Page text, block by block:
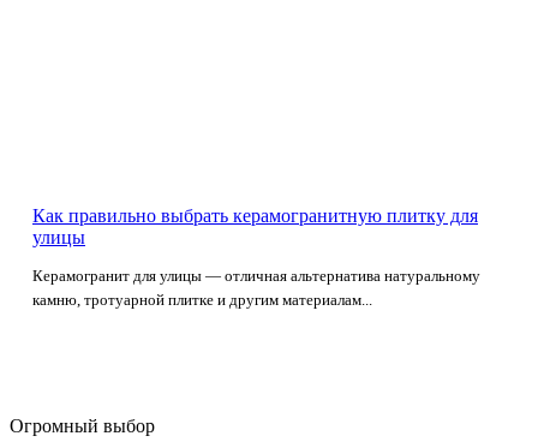
Как правильно выбрать керамогранитную плитку для
улицы
Керамогранит для улицы — отличная альтернатива натуральному
камню, тротуарной плитке и другим материалам...
Огромный выбор